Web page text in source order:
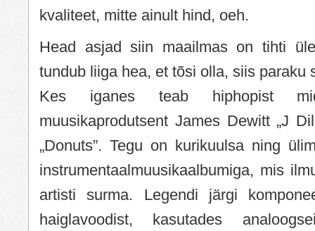
kvaliteet, mitte ainult hind, oeh.
Head asjad siin maailmas on tihti
tundub liiga hea, et tõsi olla, siis paraku
Kes iganes teab hiphopist
muusikaprodutsent James Dewitt „J
„Donuts”. Tegu on kurikuulsa ning
instrumentaalmuusikaalbumiga, mis
artisti surma. Legendi järgi
haiglavoodist, kasutades